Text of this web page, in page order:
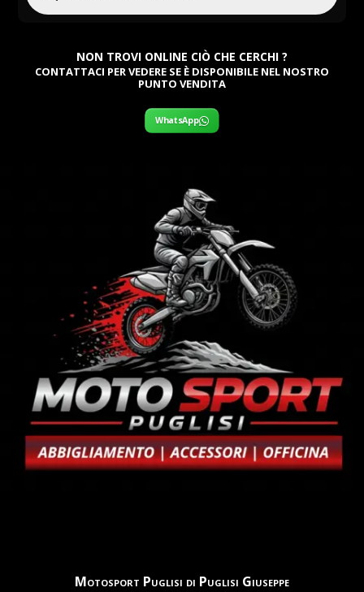
NON TROVI ONLINE CIÒ CHE CERCHI ?
CONTATTACI PER VEDERE SE È DISPONIBILE NEL NOSTRO
PUNTO VENDITA
WhatsApp
Motosport Puglisi di Puglisi Giuseppe